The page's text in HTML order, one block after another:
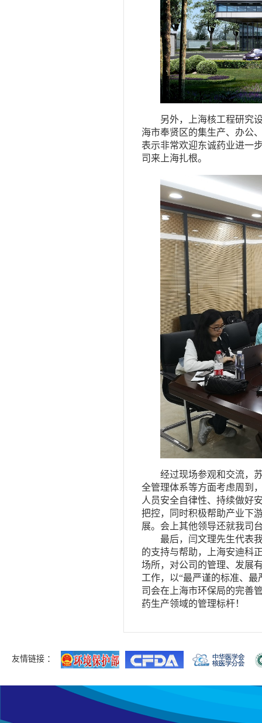
另外，上海核工程研究
海市奉贤区的集生产、办公
表示非常欢迎东诚药业进一
司来上海扎根。
经过现场参观和交流，
全管理体系等方面考虑周到
人员安全自律性、持续做好
把控，同时积极帮助产业下
展。会上其他领导还就我司
最后，闫文理先生代表
的支持与帮助，上海安迪科
场所，对公司的管理、发展
工作，以“最严谨的标准、
司会在上海市环保局的完善
药生产领域的管理标杆！
友情链接 ：